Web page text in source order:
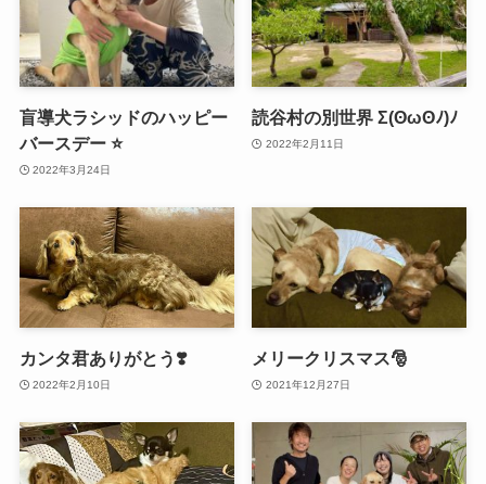
盲導犬ラシッドのハッピー
バースデー ⭐️
2022年3月24日
読谷村の別世界 Σ(ʘωʘﾉ)ﾉ
2022年2月11日
カンタ君ありがとう❣️
2022年2月10日
メリークリスマス🎅
2021年12月27日